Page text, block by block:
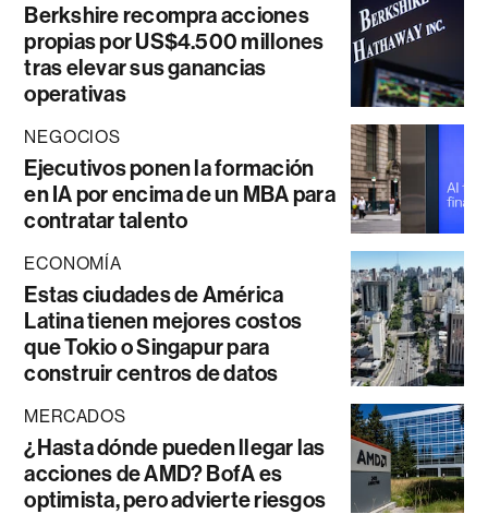
Berkshire recompra acciones
propias por US$4.500 millones
tras elevar sus ganancias
operativas
NEGOCIOS
Ejecutivos ponen la formación
en IA por encima de un MBA para
contratar talento
ECONOMÍA
Estas ciudades de América
Latina tienen mejores costos
que Tokio o Singapur para
construir centros de datos
MERCADOS
¿Hasta dónde pueden llegar las
acciones de AMD? BofA es
optimista, pero advierte riesgos